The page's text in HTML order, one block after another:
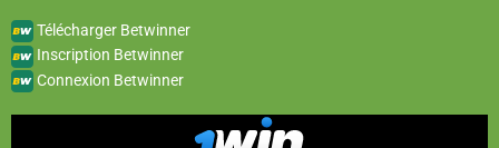
Télécharger Betwinner
Inscription Betwinner
Connexion Betwinner